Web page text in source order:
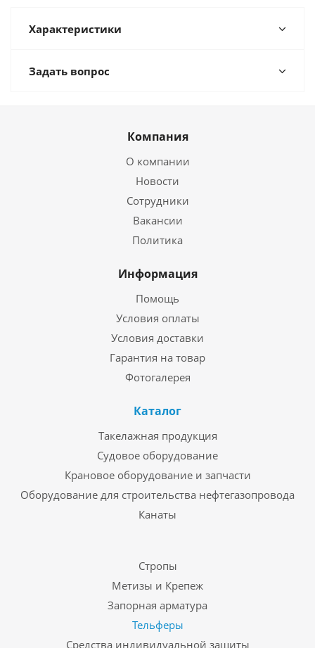
Характеристики
Задать вопрос
Компания
О компании
Новости
Сотрудники
Вакансии
Политика
Информация
Помощь
Условия оплаты
Условия доставки
Гарантия на товар
Фотогалерея
Каталог
Такелажная продукция
Судовое оборудование
Крановое оборудование и запчасти
Оборудование для строительства нефтегазопровода
Канаты
Стропы
Метизы и Крепеж
Запорная арматура
Тельферы
Средства индивидуальной защиты